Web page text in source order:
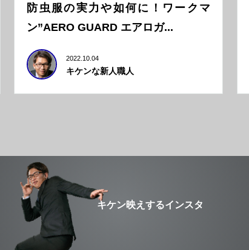
防虫服の実力や如何に！ワークマ
ン”AERO GUARD エアロガ...
2022.10.04
キケンな新人職人
キケン映えするインスタ